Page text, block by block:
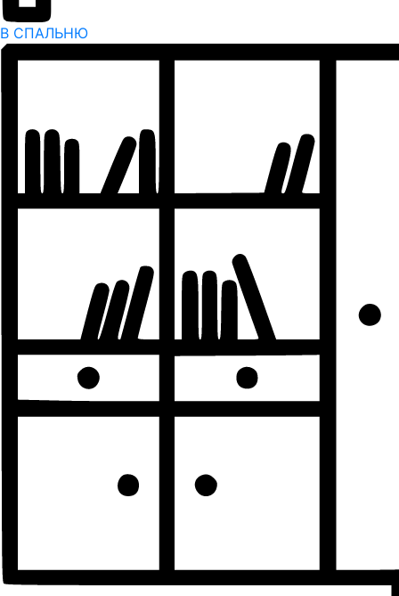
В СПАЛЬНЮ